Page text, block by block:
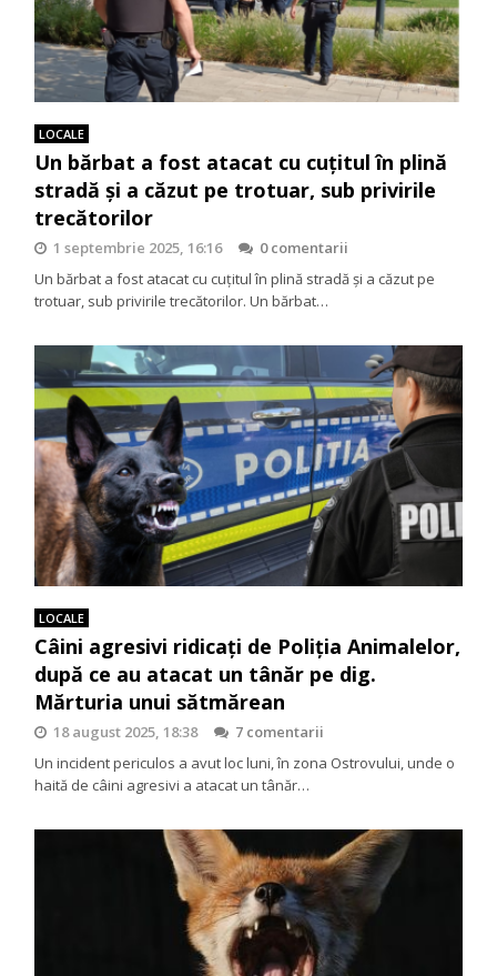
LOCALE
Un bărbat a fost atacat cu cuțitul în plină
stradă și a căzut pe trotuar, sub privirile
trecătorilor
1 septembrie 2025, 16:16
0 comentarii
Un bărbat a fost atacat cu cuțitul în plină stradă și a căzut pe
trotuar, sub privirile trecătorilor. Un bărbat…
LOCALE
Câini agresivi ridicați de Poliția Animalelor,
după ce au atacat un tânăr pe dig.
Mărturia unui sătmărean
18 august 2025, 18:38
7 comentarii
Un incident periculos a avut loc luni, în zona Ostrovului, unde o
haită de câini agresivi a atacat un tânăr…